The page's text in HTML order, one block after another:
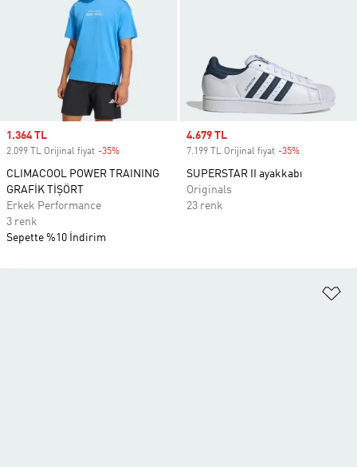
Sale price
1.364 TL
2.099 TL Orijinal fiyat -35%
CLIMACOOL POWER TRAINING
GRAFİK TİŞÖRT
Erkek Performance
3 renk
Sepette %10 İndirim
Sale price
4.679 TL
7.199 TL Orijinal fiyat -35%
SUPERSTAR II ayakkabı
Originals
23 renk